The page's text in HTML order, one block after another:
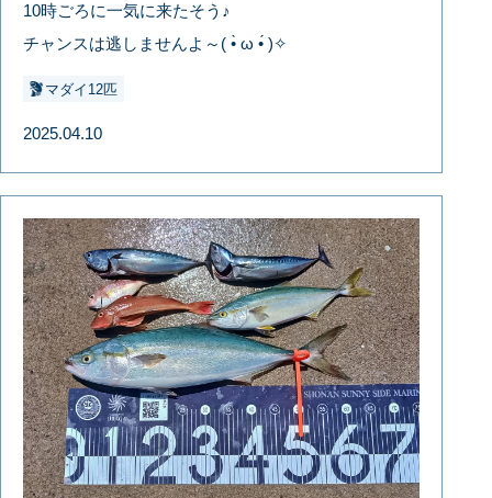
10時ごろに一気に来たそう♪
チャンスは逃しませんよ～( •̀ ω •́ )✧
マダイ12匹
2025.04.10